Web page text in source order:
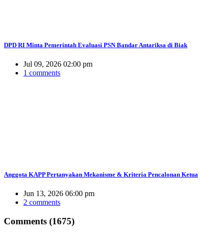
DPD RI Minta Pemerintah Evaluasi PSN Bandar Antariksa di Biak
Jul 09, 2026 02:00 pm
1 comments
Anggota KAPP Pertanyakan Mekanisme & Kriteria Pencalonan Ketua
Jun 13, 2026 06:00 pm
2 comments
Comments (1675)